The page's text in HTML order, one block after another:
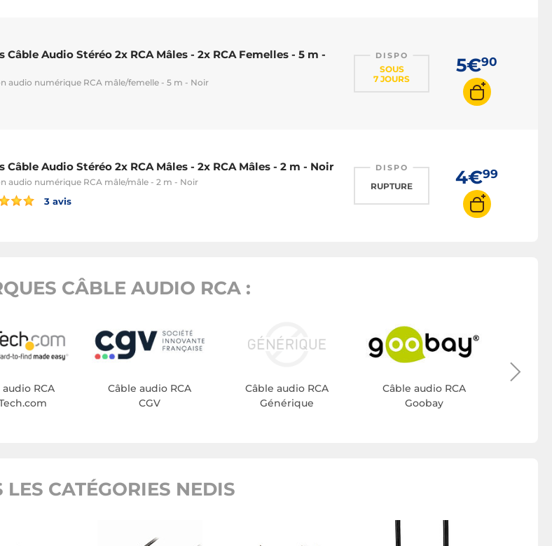
Câble Audio Stéréo 2x RCA Mâles - 2x RCA Femelles - 5 m -
audio numérique RCA mâle/femelle - 5 m - Noir
DISPO
SOUS
7 JOURS
5€90
Câble Audio Stéréo 2x RCA Mâles - 2x RCA Mâles - 2 m - Noir
audio numérique RCA mâle/mâle - 2 m - Noir
3 avis
DISPO
RUPTURE 4€99
CÂBLE AUDIO RCA :
RCA
Câble audio RCA
CGV
Câble audio RCA
Générique
Câble audio RCA
Goobay
Câble
LES CATÉGORIES NEDIS